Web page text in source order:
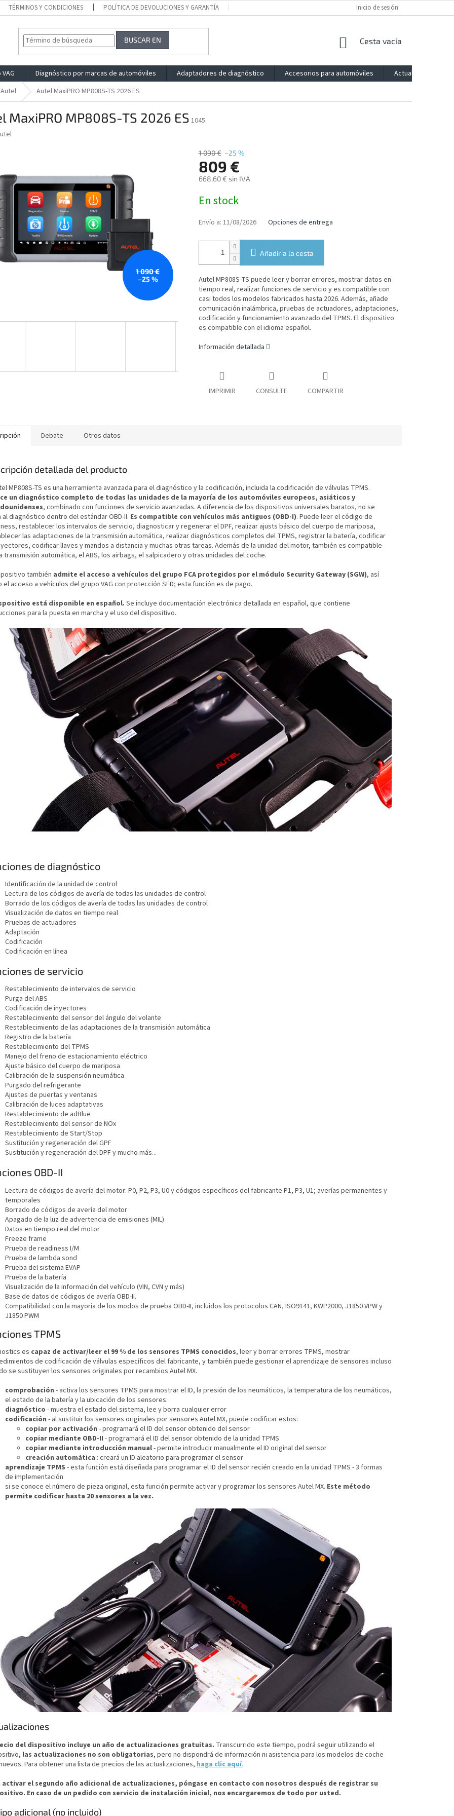
TÉRMINOS Y CONDICIONES POLÍTICA DE DEVOLUCIONES Y GARANTÍA IMPRESSUM BLOG
Inicio de sesión
BUSCAR EN
CESTA
LA
COMPRA
Cesta vacía
Diagnóstico por marcas de automóviles Adaptadores de diagnóstico Accesorios para automóviles
Actualización
Autel
Autel MaxiPRO MP808S-TS 2026 ES
MaxiPRO MP808S-TS 2026 ES 1045
1 090 €
–25 %
1 090 € –25 %
809 €
668,60 € sin IVA
de
medida:
En stock
Envío a: 11/08/2026 Opciones de entrega
Añadir a la cesta
Autel MP808S-TS puede leer y borrar errores, mostrar datos en
tiempo real, realizar funciones de servicio y es compatible con
casi todos los modelos fabricados hasta 2026. Además, añade
comunicación inalámbrica, pruebas de actuadores, adaptaciones,
codificación y funcionamiento avanzado del TPMS. El dispositivo
es compatible con el idioma español.
Información detallada
IMPRIMIR CONSULTE COMPARTIR
Debate Otros datos
detallada del producto
MP808S-TS es una herramienta avanzada para el diagnóstico y la codificación, incluida la codificación de válvulas TPMS.
un diagnóstico completo de todas las unidades de la mayoría de los automóviles europeos, asiáticos y
, combinado con funciones de servicio avanzadas. A diferencia de los dispositivos universales baratos, no se
al diagnóstico dentro del estándar OBD-II. Es compatible con vehículos más antiguos (OBD-I). Puede leer el código de
restablecer los intervalos de servicio, diagnosticar y regenerar el DPF, realizar ajusts básico del cuerpo de mariposa,
las adaptaciones de la transmisión automática, realizar diagnósticos completos del TPMS, registrar la batería, codificar
codificar llaves y mandos a distancia y muchas otras tareas. Además de la unidad del motor, también es compatible
transmisión automática, el ABS, los airbags, el salpicadero y otras unidades del coche.
también admite el acceso a vehículos del grupo FCA protegidos por el módulo Security Gateway (SGW), así
el acceso a vehículos del grupo VAG con protección SFD; esta función es de pago.
está disponible en español. Se incluye documentación electrónica detallada en español, que contiene
para la puesta en marcha y el uso del dispositivo.
de diagnóstico
Identificación de la unidad de control
Lectura de los códigos de avería de todas las unidades de control
Borrado de los códigos de avería de todas las unidades de control
Visualización de datos en tiempo real
Pruebas de actuadores
Adaptación
Codificación
Codificación en línea
de servicio
Restablecimiento de intervalos de servicio
Purga del ABS
Codificación de inyectores
Restablecimiento del sensor del ángulo del volante
Restablecimiento de las adaptaciones de la transmisión automática
Registro de la batería
Restablecimiento del TPMS
Manejo del freno de estacionamiento eléctrico
Ajuste básico del cuerpo de mariposa
Calibración de la suspensión neumática
Purgado del refrigerante
Ajustes de puertas y ventanas
Calibración de luces adaptativas
Restablecimiento de adBlue
Restablecimiento del sensor de NOx
Restablecimiento de Start/Stop
Sustitución y regeneración del GPF
Sustitución y regeneración del DPF y mucho más...
OBD-II
Lectura de códigos de avería del motor: P0, P2, P3, U0 y códigos específicos del fabricante P1, P3, U1; averías permanentes y
temporales
Borrado de códigos de avería del motor
Apagado de la luz de advertencia de emisiones (MIL)
Datos en tiempo real del motor
Freeze frame
Prueba de readiness I/M
Prueba de lambda sond
Prueba del sistema EVAP
Prueba de la batería
Visualización de la información del vehículo (VIN, CVN y más)
Base de datos de códigos de avería OBD-II.
Compatibilidad con la mayoría de los modos de prueba OBD-II, incluidos los protocolos CAN, ISO9141, KWP2000, J1850 VPW y
J1850 PWM
TPMS
es capaz de activar/leer el 99 % de los sensores TPMS conocidos, leer y borrar errores TPMS, mostrar
de codificación de válvulas específicos del fabricante, y también puede gestionar el aprendizaje de sensores incluso
se sustituyen los sensores originales por recambios Autel MX.
comprobación - activa los sensores TPMS para mostrar el ID, la presión de los neumáticos, la temperatura de los neumáticos,
el estado de la batería y la ubicación de los sensores.
diagnóstico - muestra el estado del sistema, lee y borra cualquier error
codificación - al sustituir los sensores originales por sensores Autel MX, puede codificar estos:
copiar por activación - programará el ID del sensor obtenido del sensor
copiar mediante OBD-II - programará el ID del sensor obtenido de la unidad TPMS
copiar mediante introducción manual- permite introducir manualmente el ID original del sensor
creación automática : creará un ID aleatorio para programar el sensor
aprendizaje TPMS - esta función está diseñada para programar el ID del sensor recién creado en la unidad TPMS - 3 formas
de implementación
si se conoce el número de pieza original, esta función permite activar y programar los sensores Autel MX. Este método
permite codificar hasta 20 sensores a la vez.
del dispositivo incluye un año de actualizaciones gratuitas. Transcurrido este tiempo, podrá seguir utilizando el
las actualizaciones no son obligatorias, pero no dispondrá de información ni asistencia para los modelos de coche
Para obtener una lista de precios de las actualizaciones, haga clic aquí.
activar el segundo año adicional de actualizaciones, póngase en contacto con nosotros después de registrar su
En caso de un pedido con servicio de instalación inicial, nos encargaremos de todo por usted.
adicional (no incluido)